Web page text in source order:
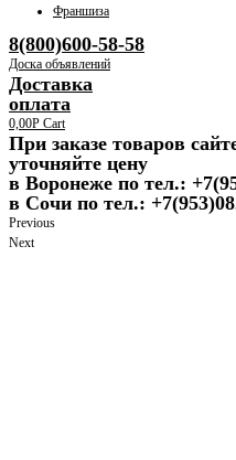
Франшиза
8(800)600-58-58
Доска объявлений
Доставка
оплата
0,00Р Cart
При заказе товаров
уточняйте цену
в Воронеже по тел.:
в Сочи по тел.:
Previous
Next